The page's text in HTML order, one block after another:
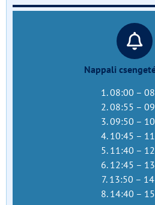
Nappali
1. 08:00 –
2. 08:55 –
3. 09:50 –
4. 10:45 –
5. 11:40 –
6. 12:45 –
7. 13:50 –
8. 14:40 –